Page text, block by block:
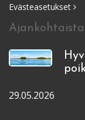
Evästeasetukset
Ajankohtaista
29.05.2026